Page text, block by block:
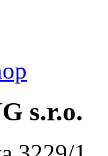
s.r.o.